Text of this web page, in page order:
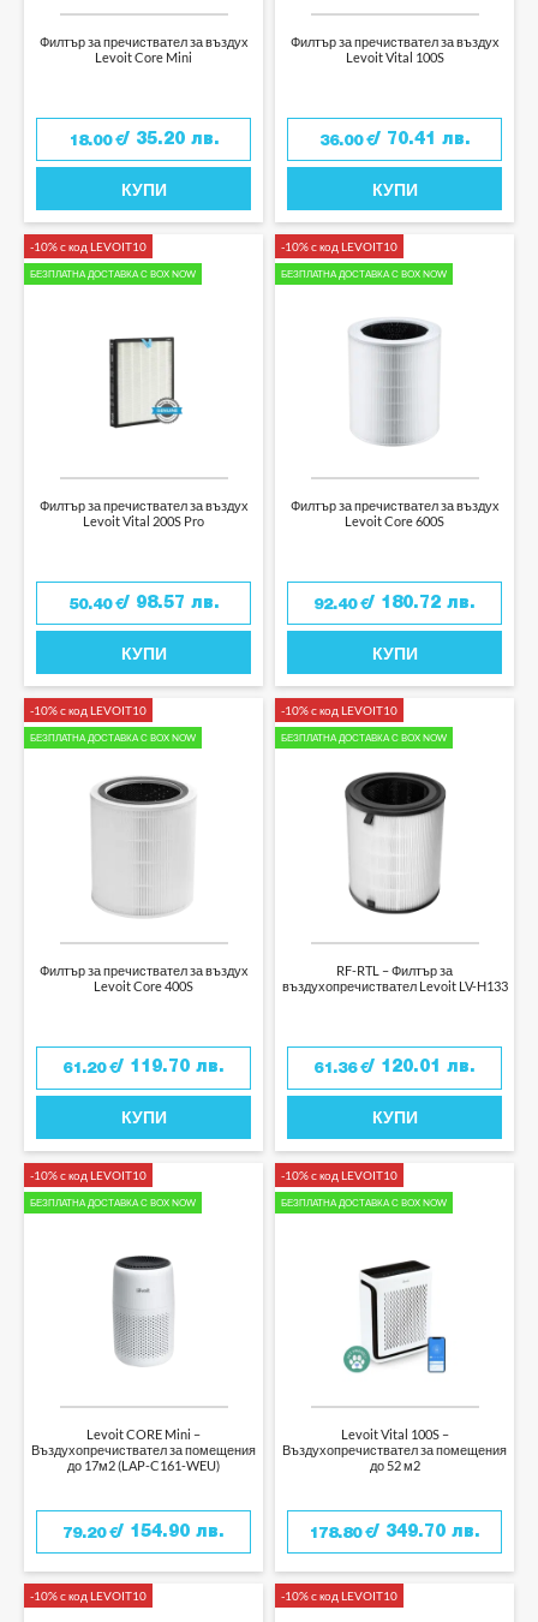
Филтър за пречиствател за въздух
Levoit Core Mini
18.00€/ 35.20 лв.
КУПИ
Филтър за пречиствател за въздух
Levoit Vital 100S
36.00€/ 70.41 лв.
КУПИ
-10% с код LEVOIT10
БЕЗПЛАТНА ДОСТАВКА С BOX NOW
Филтър за пречиствател за въздух
Levoit Vital 200S Pro
50.40€/ 98.57 лв.
КУПИ
-10% с код LEVOIT10
БЕЗПЛАТНА ДОСТАВКА С BOX NOW
Филтър за пречиствател за въздух
Levoit Core 600S
92.40€/ 180.72 лв.
КУПИ
-10% с код LEVOIT10
БЕЗПЛАТНА ДОСТАВКА С BOX NOW
Филтър за пречиствател за въздух
Levoit Core 400S
61.20€/ 119.70 лв.
КУПИ
-10% с код LEVOIT10
БЕЗПЛАТНА ДОСТАВКА С BOX NOW
RF-RTL – Филтър за
въздухопречиствател Levoit LV-H133
61.36€/ 120.01 лв.
КУПИ
-10% с код LEVOIT10
БЕЗПЛАТНА ДОСТАВКА С BOX NOW
Levoit CORE Mini –
Въздухопречиствател за помещения
до 17м2 (LAP-C161-WEU)
79.20€/ 154.90 лв.
-10% с код LEVOIT10
БЕЗПЛАТНА ДОСТАВКА С BOX NOW
Levoit Vital 100S –
Въздухопречиствател за помещения
до 52 м2
178.80€/ 349.70 лв.
-10% с код LEVOIT10 -10% с код LEVOIT10